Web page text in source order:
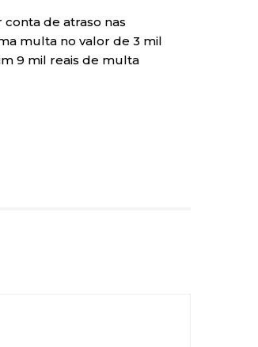
de atraso nas
multa no valor de 3 mil
9 mil reais de multa